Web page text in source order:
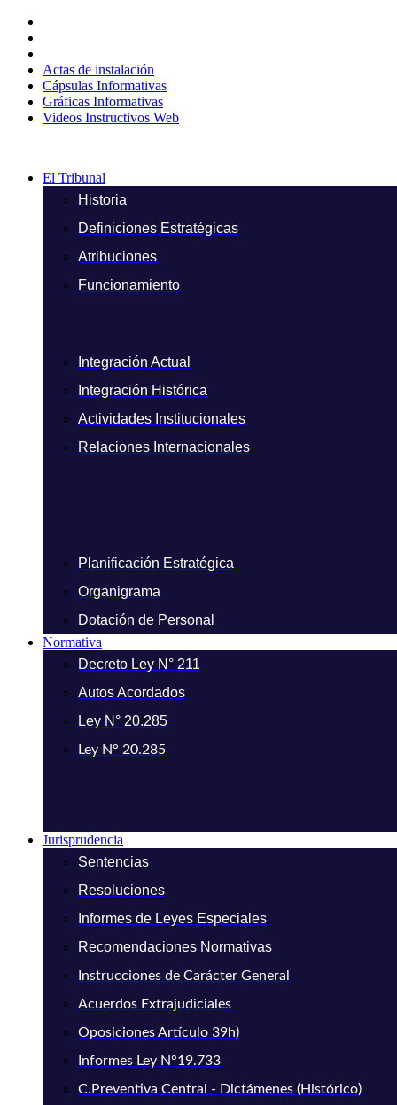
contenido
Actas de instalación
Cápsulas Informativas
Gráficas Informativas
Videos Instructivos Web
El Tribunal
Historia
Definiciones Estratégicas
Atribuciones
Funcionamiento
Integración Actual
Integración Histórica
Actividades Institucionales
Relaciones Internacionales
Planificación Estratégica
Organigrama
Dotación de Personal
Normativa
Decreto Ley N° 211
Autos Acordados
Ley N° 20.285
Ley N° 20.285
Jurisprudencia
Sentencias
Resoluciones
Informes de Leyes Especiales
Recomendaciones Normativas
Instrucciones de Carácter General
Acuerdos Extrajudiciales
Oposiciones Artículo 39h)
Informes Ley N°19.733
C.Preventiva Central - Dictámenes (Histórico)